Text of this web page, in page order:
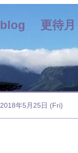
blog 更待月
2018年5月25日 (Fri)